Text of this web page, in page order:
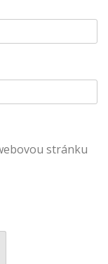
stránku